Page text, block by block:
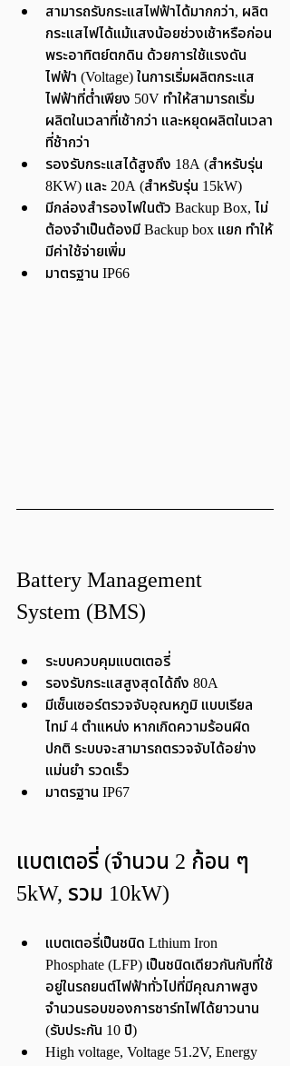
สามารถรับกระแสไฟฟ้าได้มากกว่า, ผลิต
กระแสไฟได้แม้แสงน้อยช่วงเช้าหรือก่อน
พระอาทิตย์ตกดิน ด้วยการใช้แรงดัน
ไฟฟ้า (Voltage) ในการเริ่มผลิตกระแส
ไฟฟ้าที่ต่ำเพียง 50V ทำให้สามารถเริ่ม
ผลิตในเวลาที่เช้ากว่า และหยุดผลิตในเวลา
ที่ช้ากว่า
รองรับกระแสได้สูงถึง 18A (สำหรับรุ่น
8KW) และ 20A (สำหรับรุ่น 15kW)
มีกล่องสำรองไฟในตัว Backup Box, ไม่
ต้องจำเป็นต้องมี Backup box แยก ทำให้
มีค่าใช้จ่ายเพิ่ม
มาตรฐาน IP66
Battery Management
System (BMS)
ระบบควบคุมแบตเตอรี่
รองรับกระแสสูงสุดได้ถึง 80A
มีเซ็นเซอร์ตรวจจับอุณหภูมิ แบบเรียล
ไทม์ 4 ตำแหน่ง หากเกิดความร้อนผิด
ปกติ ระบบจะสามารถตรวจจับได้อย่าง
แม่นยำ รวดเร็ว
มาตรฐาน IP67
แบตเตอรี่ (จำนวน 2 ก้อน ๆ
5kW, รวม 10kW)
แบตเตอรี่เป็นชนิด Lthium Iron
Phosphate (LFP) เป็นชนิดเดียวกันกับที่ใช้
อยู่ในรถยนต์ไฟฟ้าทั่วไปที่มีคุณภาพสูง
จำนวนรอบของการชาร์ทไฟได้ยาวนาน
(รับประกัน 10 ปี)
High voltage, Voltage 51.2V, Energy